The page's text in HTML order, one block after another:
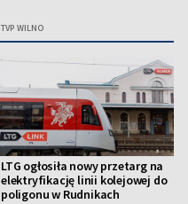
TVP WILNO
LTG ogłosiła nowy przetarg na
elektryfikację linii kolejowej do
poligonu w Rudnikach